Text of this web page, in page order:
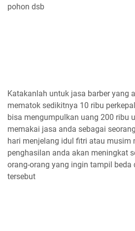
pohon dsb
Katakanlah untuk jasa barber yang
mematok sedikitnya 10 ribu
bisa mengumpulkan uang 200 ribu
memakai jasa anda sebagai
hari menjelang idul fitri atau musim
penghasilan anda akan meningkat
orang-orang yang ingin tampil beda
tersebut